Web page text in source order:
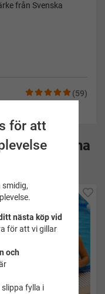
(59)
från Svenska
till denna
för att
smidig,
nästa köp vid
för att vi gillar
och
fylla i